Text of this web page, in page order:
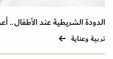
الدودة الشريطية عند الأطفال..
تربية وعناية